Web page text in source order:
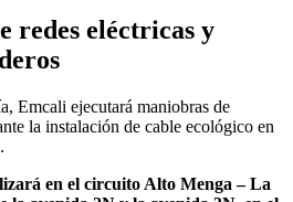
redes eléctricas y
Emcali ejecutará maniobras de
la instalación de cable ecológico en
en el circuito Alto Menga – La